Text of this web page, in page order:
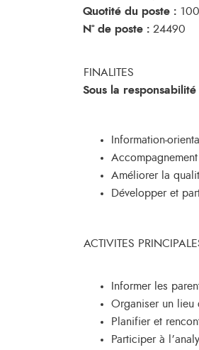
Quotité du poste :
N° de poste : 24490
FINALITES
Sous la
Information-
Améliorer la
Développer et
ACTIVITES
Informer les
Organiser un lieu
Planifier et
Participer à